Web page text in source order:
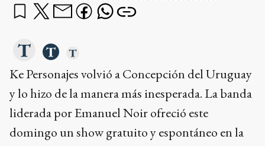
Ke Personajes volvió a Concepción del Uruguay
y lo hizo de la manera más inesperada. La banda
liderada por Emanuel Noir ofreció este
domingo un show gratuito y espontáneo en la